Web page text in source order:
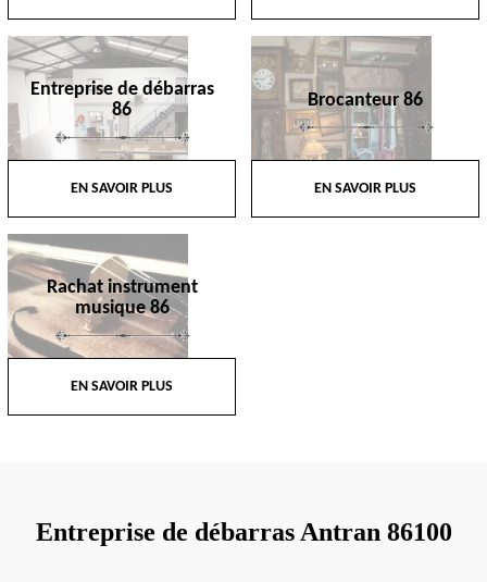
Entreprise de débarras
86
EN SAVOIR PLUS
Brocanteur 86
EN SAVOIR PLUS
Rachat instrument
musique 86
EN SAVOIR PLUS
Entreprise de débarras Antran 86100